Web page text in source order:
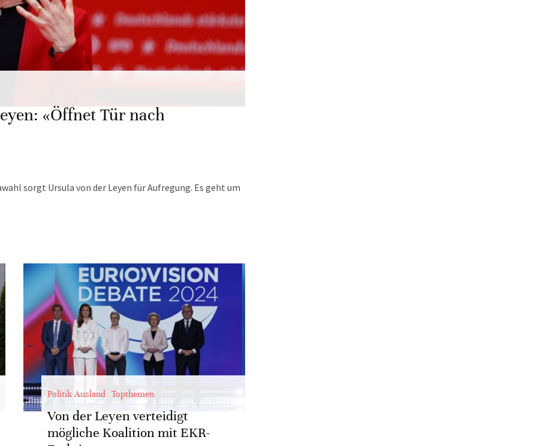
«Öffnet Tür nach
sorgt Ursula von der Leyen für Aufregung. Es geht um
Politik Ausland Topthemen
Von der Leyen verteidigt
mögliche Koalition mit EKR-